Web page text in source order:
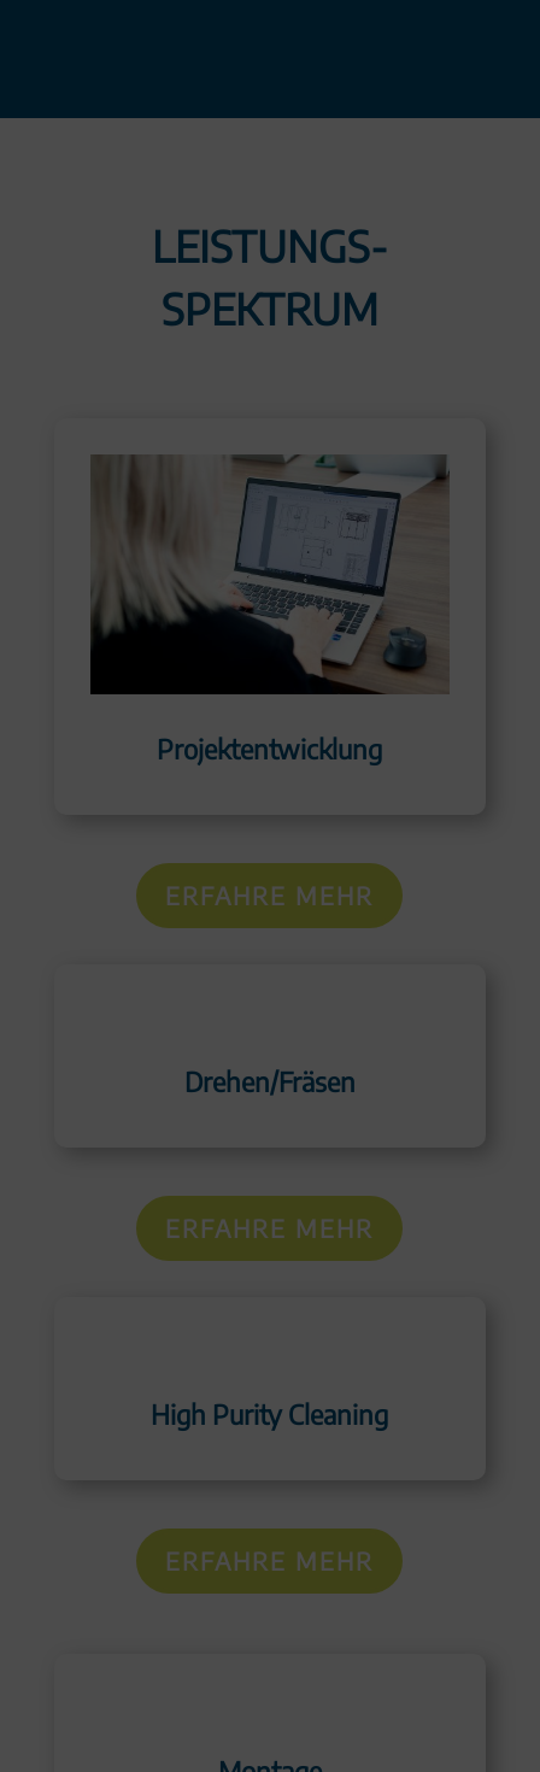
LEISTUNGS­
SPEKTRUM
Projektentwicklung
ERFAHRE MEHR
Drehen/Fräsen
ERFAHRE MEHR
High Purity Cleaning
ERFAHRE MEHR